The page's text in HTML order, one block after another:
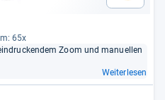
65x
Zoom und manu­el­len
Weiterlesen